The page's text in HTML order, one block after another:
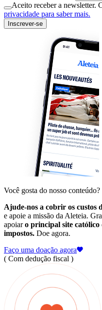
Aceito receber a newsletter.
privacidade para saber mais.
Inscrever-se
Você gosta do nosso conteúdo?
Ajude-nos a cobrir os custos
e apoie a missão da Aleteia.
apoiaro principal site católico
impostos. Doe agora.
Faço uma doação agora
( Com dedução fiscal )